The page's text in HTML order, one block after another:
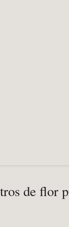
de flor